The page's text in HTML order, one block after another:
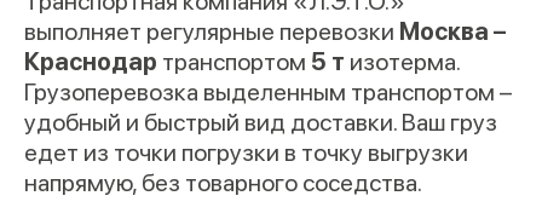
выполняет регулярные перевозки Москва –
Краснодар транспортом 5 т изотерма.
Грузоперевозка выделенным транспортом –
удобный и быстрый вид доставки. Ваш груз
едет из точки погрузки в точку выгрузки
напрямую, без товарного соседства.